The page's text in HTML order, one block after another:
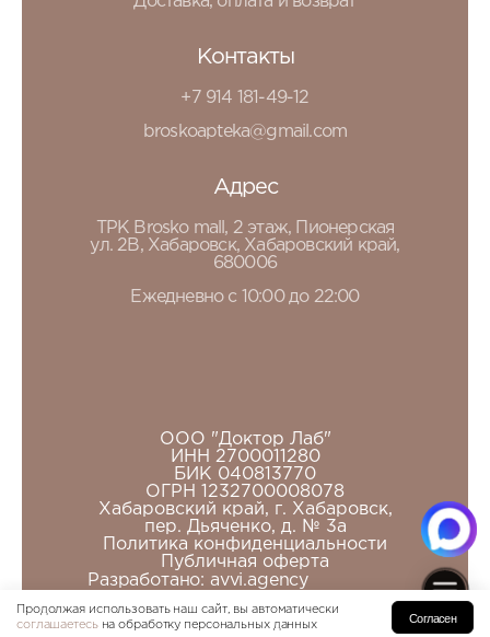
Контакты
+7 914 181-49-12
broskoapteka@gmail.com
Адрес
ТРК Brosko mall, 2 этаж, Пионерская
ул. 2В, Хабаровск, Хабаровский край,
680006
Ежедневно с 10:00 до 22:00
ООО "Доктор Лаб"
ИНН 2700011280
БИК 040813770
ОГРН 1232700008078
Хабаровский край, г. Хабаровск,
пер. Дьяченко, д. № 3а
Политика конфиденциальности
Публичная оферта
Разработано: avvi.agency
Продолжая использовать наш сайт, вы автоматически
соглашаетесьна обработку персональных данных Согласен